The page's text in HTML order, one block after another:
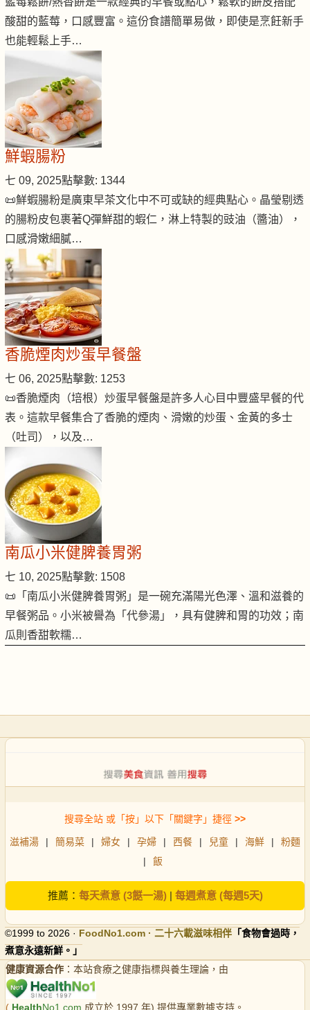
酸甜的藍莓，口感豐富。這份食譜簡單易做，即使是烹飪新手
也能輕鬆上手…
鮮蝦腸粉
七 09, 2025點擊數: 1344
📜鮮蝦腸粉是廣東早茶文化中不可或缺的經典點心。晶瑩剔透
的腸粉皮包裹著Q彈鮮甜的蝦仁，淋上特製的豉油（醬油），
口感滑嫩細膩…
香脆煙肉炒蛋早餐盤
七 06, 2025點擊數: 1253
📜香脆煙肉（培根）炒蛋早餐盤是許多人心目中豐盛早餐的代
表。這款早餐集合了香脆的煙肉、滑嫩的炒蛋、金黃的多士
（吐司），以及…
南瓜小米健脾養胃粥
七 10, 2025點擊數: 1508
📜「南瓜小米健脾養胃粥」是一碗充滿陽光色澤、溫和滋養的
早餐粥品。小米被譽為「代參湯」，具有健脾和胃的功效；南
瓜則香甜軟糯…
搜尋全站 或「按」以下「關鍵字」捷徑 >>
滋補湯 | 簡易菜 | 婦女 | 孕婦 | 西餐 | 兒童 | 海鮮 |
粉麵
|
飯
推薦： 每天煮意 (3餸一湯)| 每週煮意 (每週5天)
©1999 to 2026 · FoodNo1.com · 二十六載滋味相伴 「食物會過時，
煮意永遠新鮮。」
健康資源合作 ：本站食療之健康指標與養生理論，由
( HealthNo1.com 成立於 1997 年) 提供專業數據支持。